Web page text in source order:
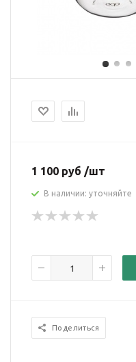
1 100 руб /шт
В наличии: уточняйте
Поделиться